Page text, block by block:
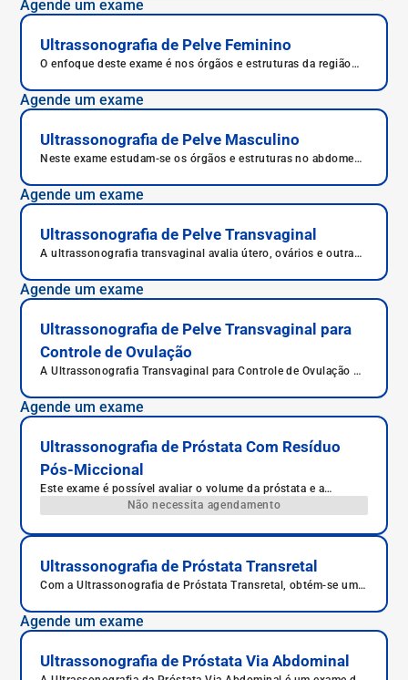
Agende um exame
Ultrassonografia de Pelve Feminino
O enfoque deste exame é nos órgãos e estruturas da região
Agende um exame
Ultrassonografia de Pelve Masculino
Neste exame estudam-se os órgãos e estruturas no abdome
Agende um exame
Ultrassonografia de Pelve Transvaginal
A ultrassonografia transvaginal avalia útero, ovários e outras
indicada para investigar dores, sangramentos, infertilidade e
acompanhamento da gestação inicial. O exame é rápido,
precoce.
Agende um exame
Ultrassonografia de Pelve Transvaginal para
Controle de Ovulação
A Ultrassonografia Transvaginal para Controle de Ovulação é
desenvolvimento dos folículos ovarianos, sendo essencial em
tratamentos de fertilidade e no monitoramento do ciclo
Agende um exame
Ultrassonografia de Próstata Com Resíduo
Pós-Miccional
Este exame é possível avaliar o volume da próstata e a
presença de lesões difusas (inflamações).
Não necessita agendamento
Ultrassonografia de Próstata Transretal
Com a Ultrassonografia de Próstata Transretal, obtém-se uma
se há nódulos ou áreas suspeitas para câncer.
Agende um exame
Ultrassonografia de Próstata Via Abdominal